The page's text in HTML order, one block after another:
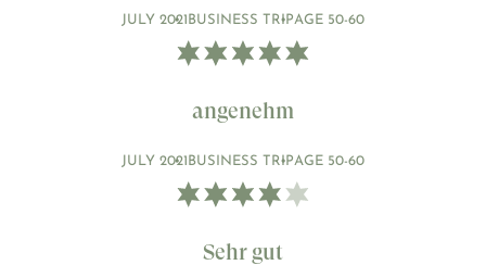
JULY 2021BUSINESS TRIPAGE 50-60
angenehm
JULY 2021BUSINESS TRIPAGE 50-60
Sehr gut